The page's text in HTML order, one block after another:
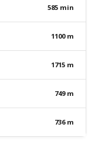
585 min
1100 m
1715 m
749 m
736 m